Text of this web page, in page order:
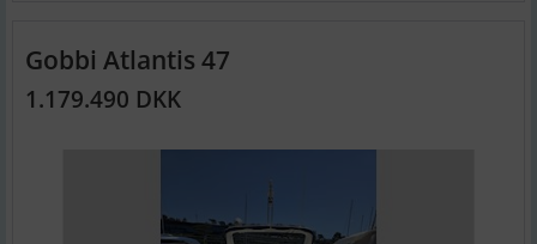
Gobbi Atlantis 47
1.179.490 DKK